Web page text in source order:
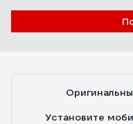
Отзыв о QUATTRO
ETN 649-257
Евгений
Цена- качество.
Установите